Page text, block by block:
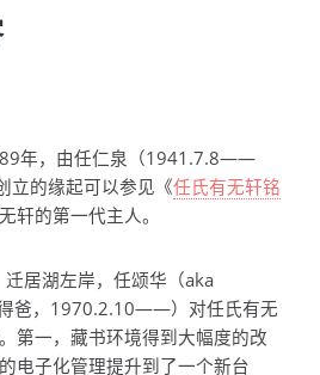
年，由任仁泉（1941.7.8——
立的缘起可以参见《任氏有无轩铭
轩的第一代主人。
居湖左岸，任颂华（aka
得爸，1970.2.10——）对任氏有无
第一，藏书环境得到大幅度的改
电子化管理提升到了一个新台